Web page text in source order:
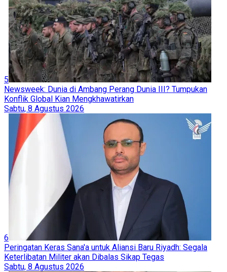
5
Newsweek: Dunia di Ambang Perang Dunia III? Tumpukan
Konflik Global Kian Mengkhawatirkan
Sabtu, 8 Agustus 2026
6
Peringatan Keras Sana'a untuk Aliansi Baru Riyadh: Segala
Keterlibatan Militer akan Dibalas Sikap Tegas
Sabtu, 8 Agustus 2026